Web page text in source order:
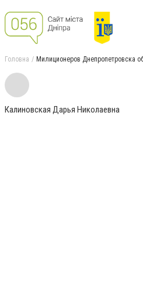
Головна Милиционеров Днепропетровска
Калиновская Дарья Николаевна